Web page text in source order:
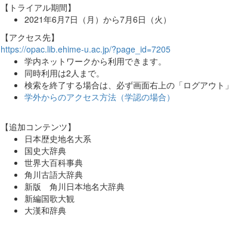
【トライアル期間】
2021年6月7日（月）から7月6日（火）
【アクセス先】
https://opac.lib.ehime-u.ac.jp/?page_id=7205
学内ネットワークから利用できます。
同時利用は2人まで。
検索を終了する場合は、必ず画面右上の「ログアウト
学外からのアクセス方法（学認の場合）
【追加コンテンツ】
日本歴史地名大系
国史大辞典
世界大百科事典
角川古語大辞典
新版 角川日本地名大辞典
新編国歌大観
大漢和辞典